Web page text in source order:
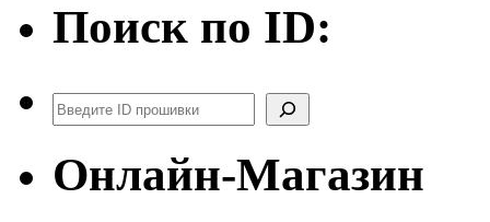
Поиск по ID:
Поиск
Онлайн-Магазин